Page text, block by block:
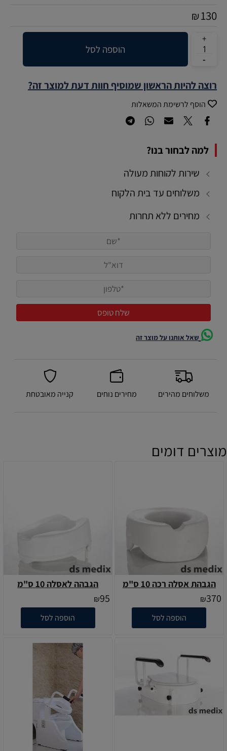
₪130
הוספה לסל
רוצה להיות הראשון שמוסיף חוות דעת למוצר זה?
הוסף לרשימת המשאלות
למה לבחור בנו?
שירות לקוחות מעולה
משלוחים עד בית הלקוח
מחירים ללא תחרות
שאל אותנו על מוצר זה
משלוחים מהירים מחירים נוחים קנייה מאובטחת
מוצרים דומים
הגבהת אסלה רכה 10 ס"מ
₪370
הוספה לסל
הגבהה לאסלה 10 ס"מ
₪95
הוספה לסל